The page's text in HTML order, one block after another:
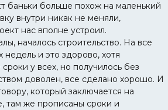
баньки больше похож на маленький
внутри никак не меняли,
нас вполне устроил.
началось строительство. На все
и это здорово, хотя
у всех, но получилось без
доволен, все сделано хорошо. И
который заключается на
там же прописаны сроки и